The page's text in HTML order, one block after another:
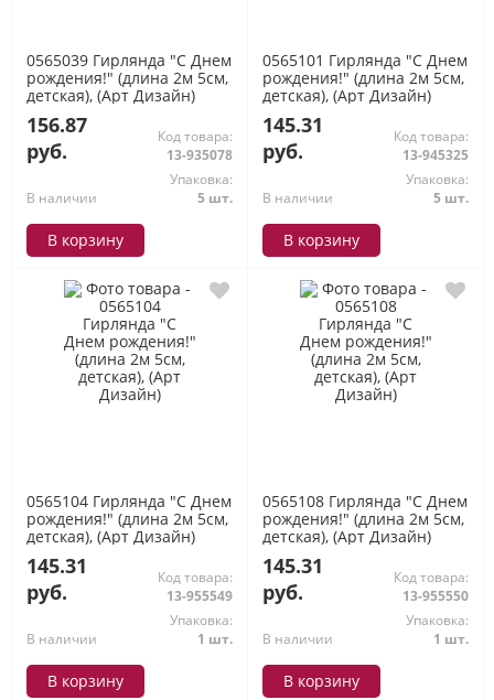
0565039 Гирлянда "С Днем
рождения!" (длина 2м 5см,
детская), (Арт Дизайн)
156.87
руб.
Код товара:
13-935078
В наличии
Упаковка:
5 шт.
В корзину
0565101 Гирлянда "С Днем
рождения!" (длина 2м 5см,
детская), (Арт Дизайн)
145.31
руб.
Код товара:
13-945325
В наличии
Упаковка:
5 шт.
В корзину
0565104 Гирлянда "С Днем
рождения!" (длина 2м 5см,
детская), (Арт Дизайн)
145.31
руб.
Код товара:
13-955549
В наличии
Упаковка:
1 шт.
В корзину
0565108 Гирлянда "С Днем
рождения!" (длина 2м 5см,
детская), (Арт Дизайн)
145.31
руб.
Код товара:
13-955550
В наличии
Упаковка:
1 шт.
В корзину